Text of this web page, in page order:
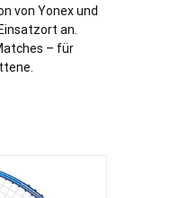
von Yonex und
an.
– für